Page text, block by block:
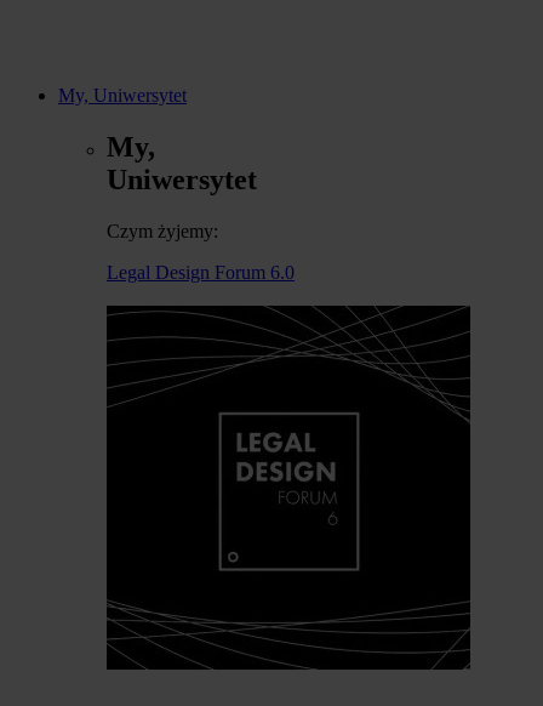
My, Uniwersytet
My,
Uniwersytet
Czym żyjemy:
Legal Design Forum 6.0